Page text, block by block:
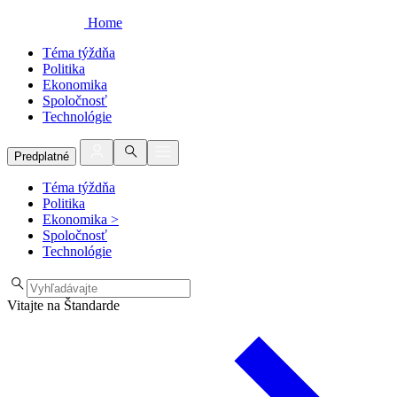
Home
Téma týždňa
Politika
Ekonomika
Spoločnosť
Technológie
Predplatné
Téma týždňa
Politika
Ekonomika >
Spoločnosť
Technológie
Vitajte na Štandarde